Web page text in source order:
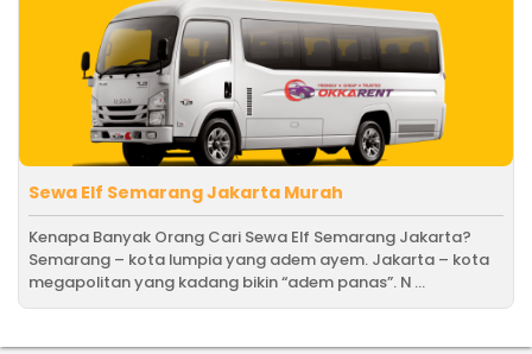
Sewa Elf Semarang Jakarta Murah
Kenapa Banyak Orang Cari Sewa Elf Semarang Jakarta?
Semarang – kota lumpia yang adem ayem. Jakarta – kota
megapolitan yang kadang bikin “adem panas”. N ...